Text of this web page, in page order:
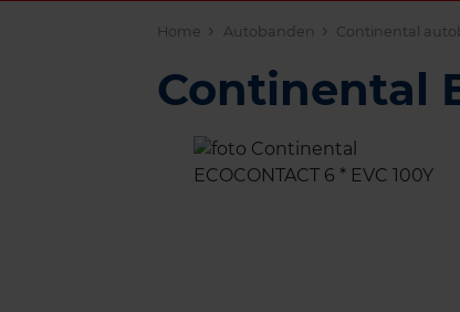
Home Autobanden Continental
Continental